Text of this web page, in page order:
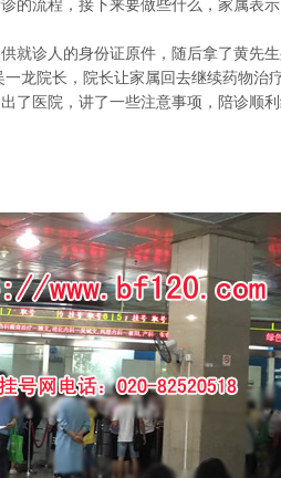
的流程，接下来要做些什么，家属表
就诊人的身份证原件，随后拿了黄先
一龙院长，院长让家属回去继续药物治
了医院，讲了一些注意事项，陪诊顺